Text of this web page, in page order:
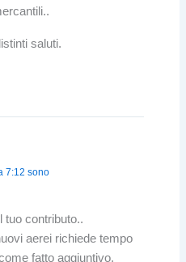
saluti.
7:12 sono
tuo contributo..
aerei richiede tempo
fatto aggiuntivo.